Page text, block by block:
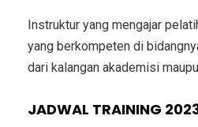
Instruktur yang mengajar
yang berkompeten di
dari kalangan akademisi
JADWAL TRAINING